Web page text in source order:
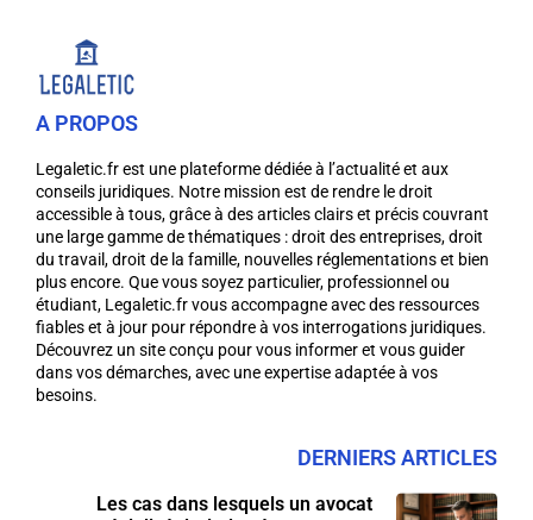
A PROPOS
Legaletic.fr est une plateforme dédiée à l’actualité et aux
conseils juridiques. Notre mission est de rendre le droit
accessible à tous, grâce à des articles clairs et précis couvrant
une large gamme de thématiques : droit des entreprises, droit
du travail, droit de la famille, nouvelles réglementations et bien
plus encore. Que vous soyez particulier, professionnel ou
étudiant, Legaletic.fr vous accompagne avec des ressources
fiables et à jour pour répondre à vos interrogations juridiques.
Découvrez un site conçu pour vous informer et vous guider
dans vos démarches, avec une expertise adaptée à vos
besoins.
DERNIERS ARTICLES
Les cas dans lesquels un avocat